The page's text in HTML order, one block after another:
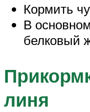
Кормить
В
белковый
линя